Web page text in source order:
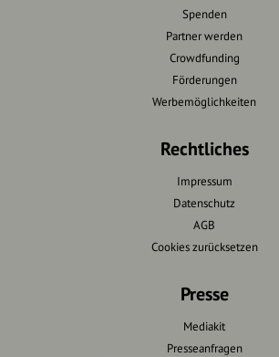
Spenden
Partner werden
Crowdfunding
Förderungen
Werbemöglichkeiten
Rechtliches
Impressum
Datenschutz
AGB
Cookies zurücksetzen
Presse
Mediakit
Presseanfragen